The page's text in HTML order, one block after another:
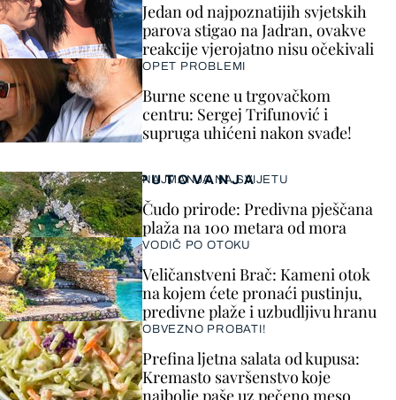
Jedan od najpoznatijih svjetskih
parova stigao na Jadran, ovakve
reakcije vjerojatno nisu očekivali
OPET PROBLEMI
Burne scene u trgovačkom
centru: Sergej Trifunović i
supruga uhićeni nakon svađe!
PUTOVANJA
NAJMANJA NA SVIJETU
Čudo prirode: Predivna pješčana
plaža na 100 metara od mora
VODIČ PO OTOKU
Veličanstveni Brač: Kameni otok
na kojem ćete pronaći pustinju,
predivne plaže i uzbudljivu hranu
OBVEZNO PROBATI!
Prefina ljetna salata od kupusa:
Kremasto savršenstvo koje
najbolje paše uz pečeno meso